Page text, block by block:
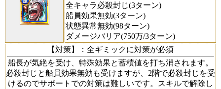
全キャラ必殺封じ(3ターン)
船員効果無効(3ターン)
状態異常無効(98ターン)
ダメージバリア(750万/3ターン)
【対策】
：全ギミックに対策が必須
船長が気絶を受け、特殊効果と蓄積値を打ち消されます。
必殺封じと船員効果無効も受けますが、2階で必殺封じを受
けるのでサポートでの対策は難しいです。スキルで解除し